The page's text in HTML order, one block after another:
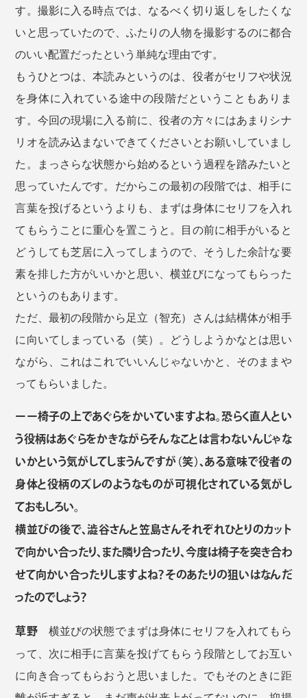
す。撮影に入る時点では、なるべく切り返しをしたくな
いと思っていたので、ふたりの人物を撮影するのに都合
のいい配置だったという単純な理由です。
もうひとつは、本読みというのは、役者がセリフや状況
を身体に入れている途中の段階だということもありま
す。今回の現場に入る前に、役者の方々にはあまりシナ
リオを読み込まないできてくださいとお願いしていまし
た。まっさらな状態から始めるという過程を踏みたいと
思っていたんです。だからこの最初の段階では、相手に
言葉を投げるというよりも、まずは身体にセリフを入れ
てもらうことに重心を置こうと。目の前に相手がいると
どうしても芝居に入ってしまうので、そうした余計な要
素を排した方がいいかと思い、横並びになってもらった
というのもあります。
ただ、最初の段階から足立（智充）さんは結構体が相手
に向いてしまっている（笑）。どうしようかなとは思い
ながら、これはこれでいいんじゃないかと、そのままや
ってもらいました。
ーー椅子の上であぐらをかいていますよね。恐らく直人とい
う役柄はあぐらをかきながらそんなことは言わないんじゃな
いかという気がしてしまうんですが（笑）、ある意味で役者の
身体と役柄のズレのようなものが可視化されている気がし
ておもしろい。
横並びの後で、澁谷さんと笠島さんそれぞれひとりのカット
で向かい合ったり、また隣り合ったり、今度は椅子を突き合わ
せて向かい合ったりしますよね？そのあたりの狙いはなんだ
ったのでしょう？
草野横並びの状態でまずは身体にセリフを入れてもら
って、次に相手に言葉を投げてもらう段階としてお互い
に向き合ってもらおうと思いました。でもそのときに距